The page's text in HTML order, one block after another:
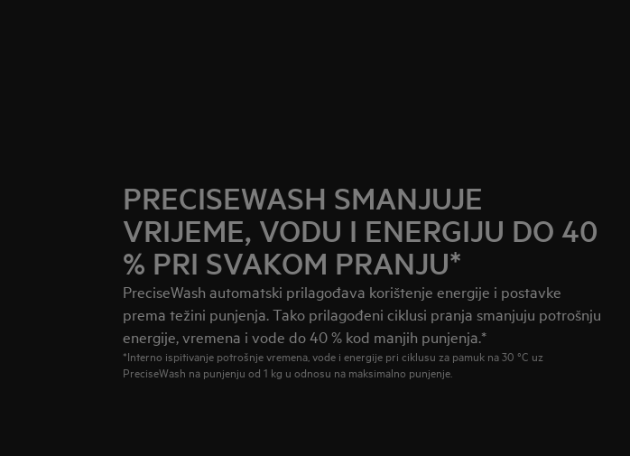
PRECISEWASH SMANJUJE
VRIJEME, VODU I ENERGIJU DO 40
% PRI SVAKOM PRANJU*
PreciseWash automatski prilagođava korištenje energije i postavke
prema težini punjenja. Tako prilagođeni ciklusi pranja smanjuju potrošnju
energije, vremena i vode do 40 % kod manjih punjenja.*
*Interno ispitivanje potrošnje vremena, vode i energije pri ciklusu za pamuk na 30 °C uz
PreciseWash na punjenju od 1 kg u odnosu na maksimalno punjenje.